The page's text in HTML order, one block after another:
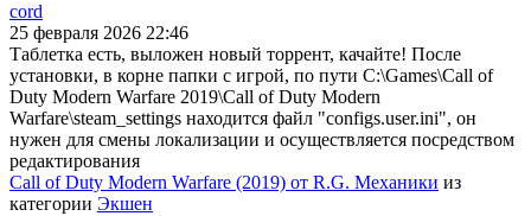
cord
25 февраля 2026 22:46
Таблетка есть, выложен новый торрент, качайте! После
установки, в корне папки с игрой, по пути C:\Games\Call of
Duty Modern Warfare 2019\Call of Duty Modern
Warfare\steam_settings находится файл "configs.user.ini", он
нужен для смены локализации и осуществляется посредством
редактирования
Call of Duty Modern Warfare (2019) от R.G. Механики из
категории Экшен